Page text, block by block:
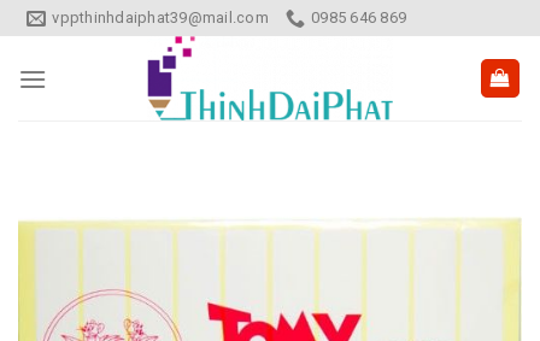
Skip
to
content
vppthinhdaiphat39@mail.com 0985 646 869